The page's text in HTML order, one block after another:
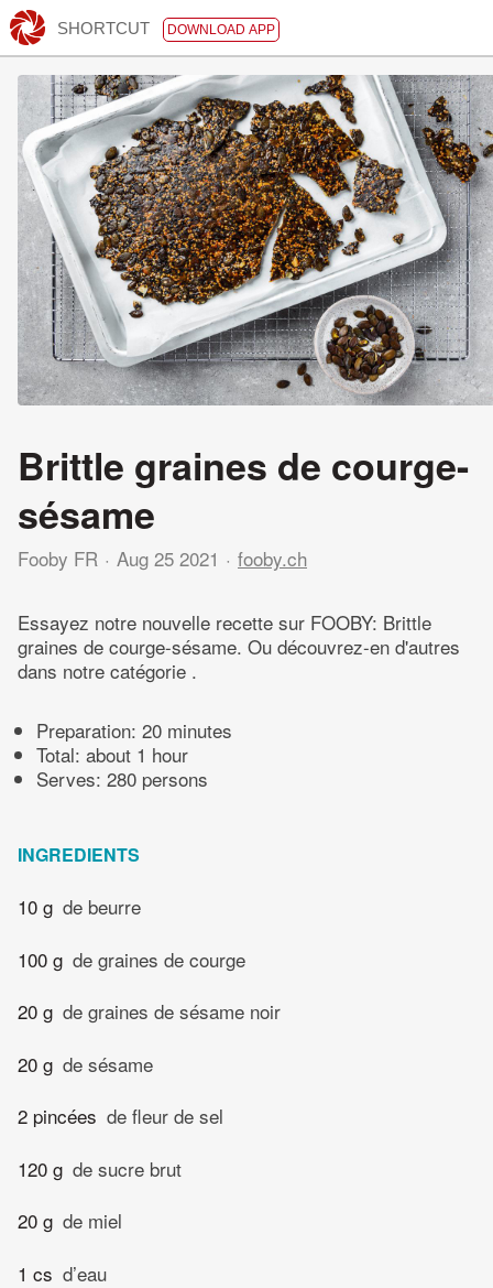
SHORTCUT DOWNLOAD APP
Brittle graines de courge-
sésame
Fooby FR Aug 25 2021 fooby.ch
Essayez notre nouvelle recette sur FOOBY: Brittle
graines de courge-sésame. Ou découvrez-en d'autres
dans notre catégorie .
Preparation: 20 minutes
Total: about 1 hour
Serves: 280 persons
INGREDIENTS
10 g de beurre
100 g de graines de courge
20 g de graines de sésame noir
20 g de sésame
2 pincées de fleur de sel
120 g de sucre brut
20 g de miel
1 cs d’eau